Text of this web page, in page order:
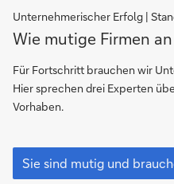
Unternehmerischer Erfolg |
Sie
sind
mutig
und
brauchen
Wie mutige Firmen
Für Fortschritt brauchen wir
Hier sprechen drei Experten
Vorhaben.
Sie
sind
mutig
Sie sind mutig und